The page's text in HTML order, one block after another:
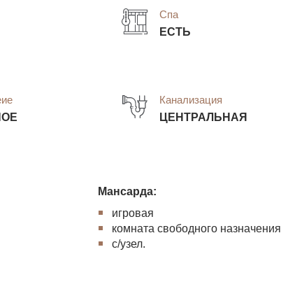
Спа
ЕСТЬ
Канализация
ЦЕНТРАЛЬНАЯ
Мансарда:
игровая
комната свободного назначения
с/узел.